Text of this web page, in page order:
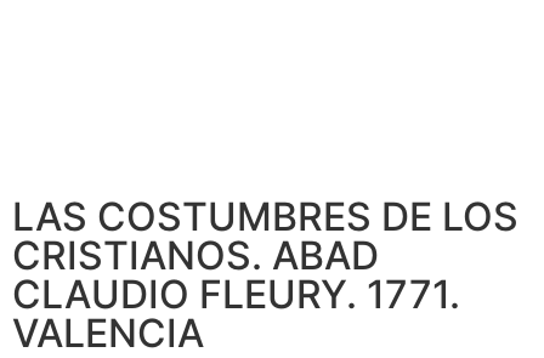
LAS COSTUMBRES DE LOS
CRISTIANOS. ABAD
CLAUDIO FLEURY. 1771.
VALENCIA